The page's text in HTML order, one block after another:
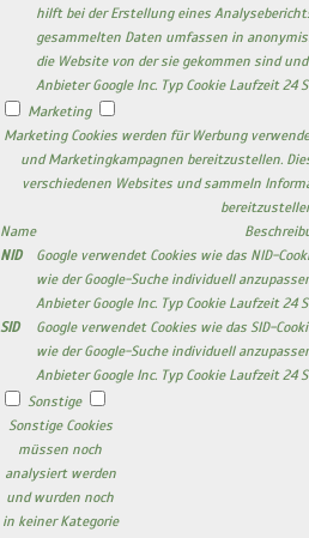
hilft bei der Erstellung eines
gesammelten Daten umfassen in
die Website von der sie gekommen sind
Anbieter Google Inc. Typ Cookie Laufzeit 24
Marketing
Marketing Cookies werden für Werbung
und Marketingkampagnen bereitzustellen.
verschiedenen Websites und sammeln
Name
NID
Google verwendet Cookies wie das NID-
wie der Google-Suche individuell
Anbieter Google Inc. Typ Cookie Laufzeit 24
SID
Google verwendet Cookies wie das SID-
wie der Google-Suche individuell
Anbieter Google Inc. Typ Cookie Laufzeit 24
Sonstige
Sonstige Cookies
müssen noch
analysiert werden
und wurden noch
in keiner Kategorie